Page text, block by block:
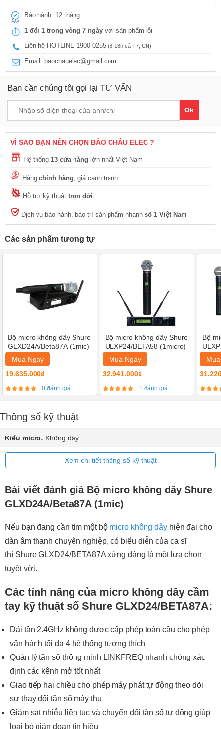
Bảo hành: 12 tháng.
1 đổi 1 trong vòng 7 ngày với sản phẩm lỗi
Liên hệ HOTLINE 1900 0255 (8-18h cả T7, CN)
Email: baochauelec@gmail.com
Bạn cần chúng tôi gọi lại TƯ VẤN
Ok
VÌ SAO BẠN NÊN CHỌN BẢO CHÂU ELEC ?
Hệ thống 13 cửa hàng lớn nhất Việt Nam
Hàng chính hãng, giá cạnh tranh
Hỗ trợ kỹ thuật trọn đời
Dịch vụ bảo hành, bảo trì sản phẩm nhanh số 1 Việt Nam
Các sản phẩm tương tự
Bộ micro không dây Shure
GLXD24A/Beta87A (1mic)
Mua Ngay
19.635.000₫
0 đánh giá
Bộ micro không dây Shure
ULXP24/BETA58 (1micro)
Mua Ngay
32.941.000₫
1 đánh giá
Bộ
Thông số kỹ thuật
Kiểu micro: Không dây
Xem chi tiết thông số kỹ thuật
Bài viết đánh giá Bộ micro không dây Shure
GLXD24A/Beta87A (1mic)
Nếu bạn đang cần tìm một bộ micro không dây hiện đại cho
dàn âm thanh chuyên nghiệp, có biểu diễn của ca sĩ
thì Shure GLXD24/BETA87A xứng đáng là một lựa chọn
tuyệt vời.
Các tính năng của micro không dây cầm
tay kỹ thuật số Shure GLXD24/BETA87A:
Dải tần 2.4GHz không được cấp phép toàn cầu cho phép
vận hành tối đa 4 hệ thống tương thích
Quản lý tần số thông minh LINKFREQ nhanh chóng xác
định các kênh mở tốt nhất
Giao tiếp hai chiều cho phép máy phát tự động theo dõi
sự thay đổi tần số máy thu
Giám sát nhiễu liên tục và chuyển đổi tần số tự động giúp
loại bỏ gián đoạn tín hiệu